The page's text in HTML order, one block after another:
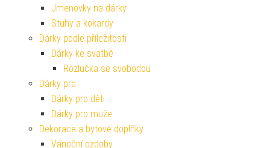
Jmenovky na dárky
Stuhy a kokardy
Dárky podle příležitosti
Dárky ke svatbě
Rozlučka se svobodou
Dárky pro
Dárky pro děti
Dárky pro muže
Dekorace a bytové doplňky
Vánoční ozdoby